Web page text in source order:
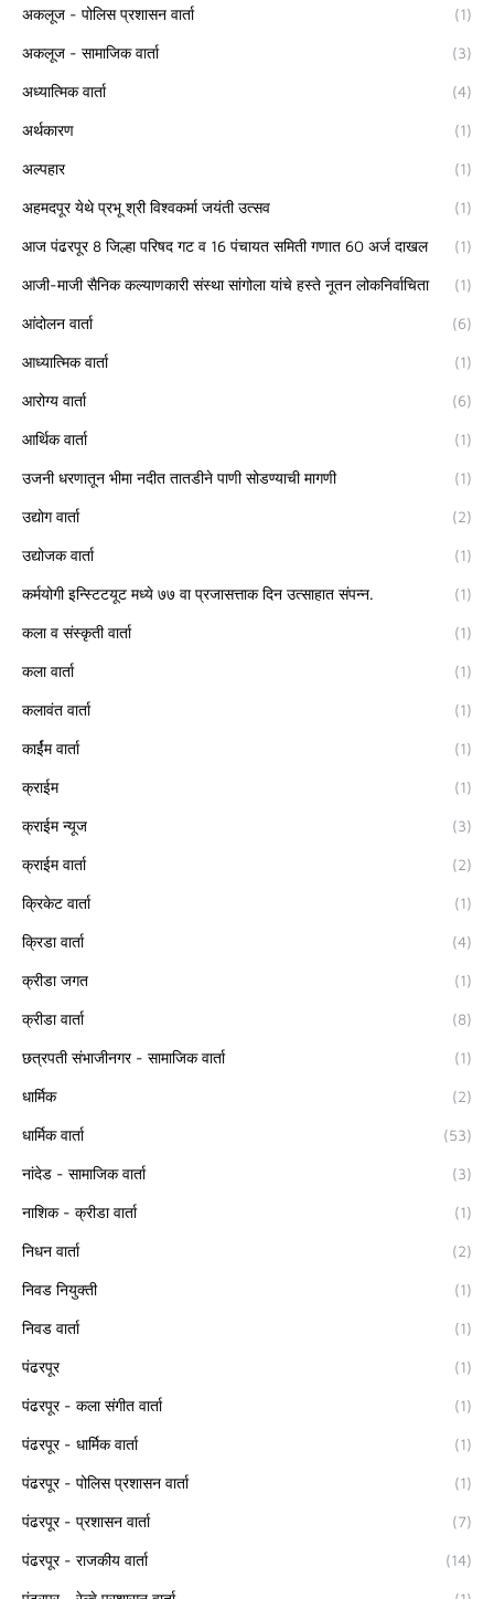
अकलूज - पोलिस प्रशासन वार्ता (1)
अकलूज - सामाजिक वार्ता (3)
अध्यात्मिक वार्ता (4)
अर्थकारण (1)
अल्पहार (1)
अहमदपूर येथे प्रभू श्री विश्वकर्मा जयंती उत्सव (1)
आज पंढरपूर 8 जिल्हा परिषद गट व 16 पंचायत समिती गणात 60 अर्ज दाखल (1)
आजी-माजी सैनिक कल्याणकारी संस्था सांगोला यांचे हस्ते नूतन लोकनिर्वाचिता (1)
आंदोलन वार्ता (6)
आध्यात्मिक वार्ता (1)
आरोग्य वार्ता (6)
आर्थिक वार्ता (1)
उजनी धरणातून भीमा नदीत तातडीने पाणी सोडण्याची मागणी (1)
उद्योग वार्ता (2)
उद्योजक वार्ता (1)
कर्मयोगी इन्स्टिटयूट मध्ये ७७ वा प्रजासत्ताक दिन उत्साहात संपन्न. (1)
कला व संस्कृती वार्ता (1)
कला वार्ता (1)
कलावंत वार्ता (1)
कार्ईम वार्ता (1)
क्राईम (1)
क्राईम न्यूज (3)
क्राईम वार्ता (2)
क्रिकेट वार्ता (1)
क्रिडा वार्ता (4)
क्रीडा जगत (1)
क्रीडा वार्ता (8)
छत्रपती संभाजीनगर - सामाजिक वार्ता (1)
धार्मिक (2)
धार्मिक वार्ता (53)
नांदेड - सामाजिक वार्ता (3)
नाशिक - क्रीडा वार्ता (1)
निधन वार्ता (2)
निवड नियुक्ती (1)
निवड वार्ता (1)
पंढरपूर (1)
पंढरपूर - कला संगीत वार्ता (1)
पंढरपूर - धार्मिक वार्ता (1)
पंढरपूर - पोलिस प्रशासन वार्ता (1)
पंढरपूर - प्रशासन वार्ता (7)
पंढरपूर - राजकीय वार्ता (14)